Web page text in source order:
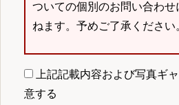
ついての個別のお問い合わ
ねます。予めご了承ください
上記記載内容および写真ギ
意する